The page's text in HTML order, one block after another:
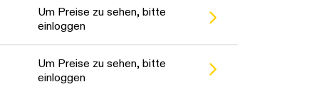
Bitte warten...
Um Preise zu sehen, bitte
einloggen
Bitte warten...
Um Preise zu sehen, bitte
einloggen